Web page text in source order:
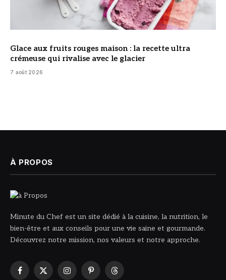
Glace aux fruits rouges maison : la recette ultra
crémeuse qui rivalise avec le glacier
7 août 2026
À PROPOS
Minute du Chef est un site dédié à la cuisine, la nutrition, le
bien-être et aux conseils pour une vie saine et gourmande.
Découvrez notre mission, nos valeurs et notre approche.
Facebook
X
InstagramPinterestThreads